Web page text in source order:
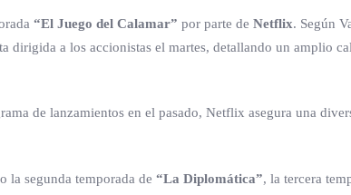
“El Juego del Calamar” por parte de Netflix. Según
dirigida a los accionistas el martes, detallando un amplio
de lanzamientos en el pasado, Netflix asegura una
la segunda temporada de “La Diplomática”, la tercera